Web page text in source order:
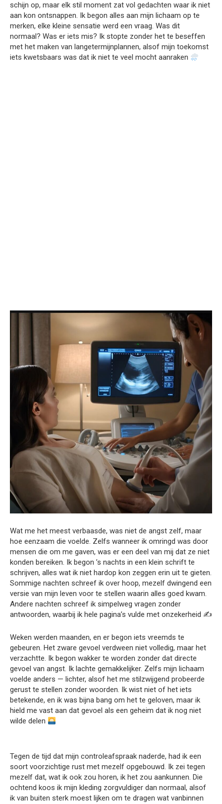
schijn op, maar elk stil moment zat vol gedachten waar ik niet
aan kon ontsnappen. Ik begon alles aan mijn lichaam op te
merken, elke kleine sensatie werd een vraag. Was dit
normaal? Was er iets mis? Ik stopte zonder het te beseffen
met het maken van langetermijnplannen, alsof mijn toekomst
iets kwetsbaars was dat ik niet te veel mocht aanraken
Wat me het meest verbaasde, was niet de angst zelf, maar
hoe eenzaam die voelde. Zelfs wanneer ik omringd was door
mensen die om me gaven, was er een deel van mij dat ze niet
konden bereiken. Ik begon ’s nachts in een klein schrift te
schrijven, alles wat ik niet hardop kon zeggen erin uit te gieten.
Sommige nachten schreef ik over hoop, mezelf dwingend een
versie van mijn leven voor te stellen waarin alles goed kwam.
Andere nachten schreef ik simpelweg vragen zonder
antwoorden, waarbij ik hele pagina’s vulde met onzekerheid ✍️
Weken werden maanden, en er begon iets vreemds te
gebeuren. Het zware gevoel verdween niet volledig, maar het
verzachtte. Ik begon wakker te worden zonder dat directe
gevoel van angst. Ik lachte gemakkelijker. Zelfs mijn lichaam
voelde anders — lichter, alsof het me stilzwijgend probeerde
gerust te stellen zonder woorden. Ik wist niet of het iets
betekende, en ik was bijna bang om het te geloven, maar ik
hield me vast aan dat gevoel als een geheim dat ik nog niet
wilde delen
Tegen de tijd dat mijn controleafspraak naderde, had ik een
soort voorzichtige rust met mezelf opgebouwd. Ik zei tegen
mezelf dat, wat ik ook zou horen, ik het zou aankunnen. Die
ochtend koos ik mijn kleding zorgvuldiger dan normaal, alsof
ik van buiten sterk moest lijken om te dragen wat vanbinnen